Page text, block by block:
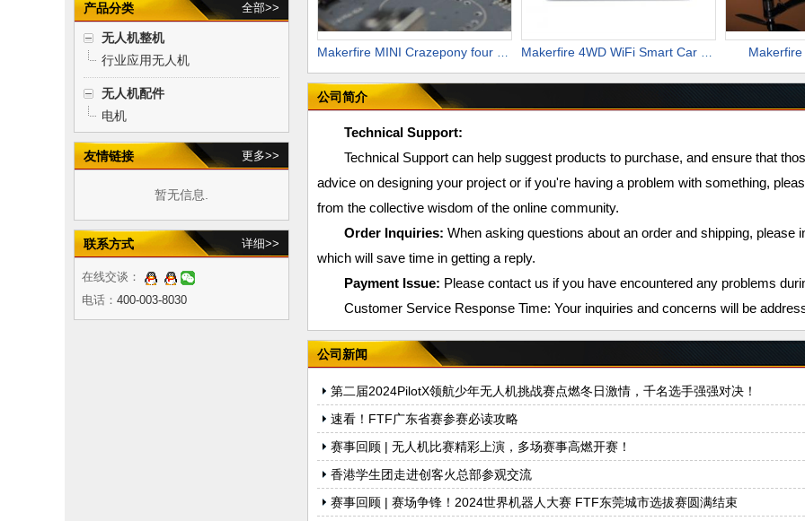
产品分类 全部>>
无人机整机
行业应用无人机
无人机配件
电机
友情链接 更多>>
暂无信息.
联系方式 详细>>
在线交谈：
电话： 400-003-8030
Makerfire MINI Crazepony four axis Makerfire 4WD WiFi Smart Car Kits Makerfire
公司简介
Technical Support:
Technical Support can help suggest products to purchase, and ensure that
advice on designing your project or if you're having a problem with something,
from the collective wisdom of the online community.
Order Inquiries: When asking questions about an order and shipping,
which will save time in getting a reply.
Payment Issue: Please contact us if you have encountered any problems
Customer Service Response Time: Your inquiries and concerns will be
公司新闻
第二届2024PilotX领航少年无人机挑战赛点燃冬日激情，千名选手强强对决！
速看！FTF广东省赛参赛必读攻略
赛事回顾 | 无人机比赛精彩上演，多场赛事高燃开赛！
香港学生团走进创客火总部参观交流
赛事回顾 | 赛场争锋！2024世界机器人大赛 FTF东莞城市选拔赛圆满结束